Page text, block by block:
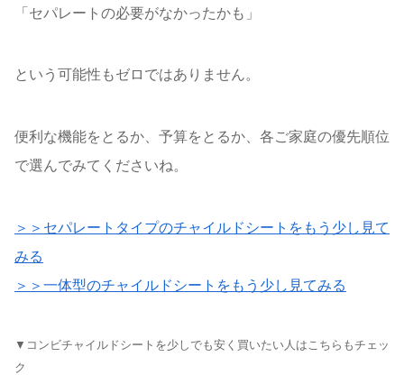
「セパレートの必要がなかったかも」
という可能性もゼロではありません。
便利な機能をとるか、予算をとるか、各ご家庭の優先順位
で選んでみてくださいね。
＞＞セパレートタイプのチャイルドシートをもう少し見て
みる
＞＞一体型のチャイルドシートをもう少し見てみる
▼コンビチャイルドシートを少しでも安く買いたい人はこちらもチェッ
ク